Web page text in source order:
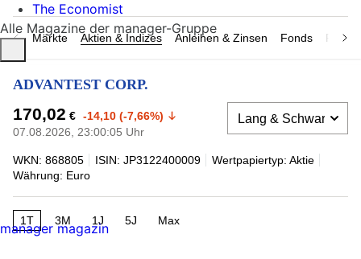
Märkte Aktien & Indizes Anleihen & Zinsen Fonds
ADVANTEST CORP.
170,02 € -14,10 (-7,66%)
07.08.2026, 23:00:05 Uhr
WKN: 868805 ISIN: JP3122400009
Wertpapiertyp: Aktie
Währung: Euro
1T 3M 1J 5J Max
The Economist
Alle Magazine der manager-Gruppe
manager magazin